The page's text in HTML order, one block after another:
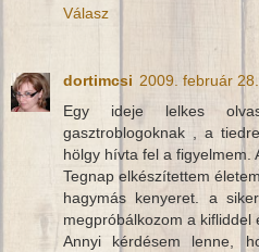
Válasz
dortimcsi 2009. február
Egy ideje lelkes
gasztroblogoknak , a
hölgy hívta fel a figyelmem.
Tegnap elkészítettem
hagymás kenyeret. a
megpróbálkozom a kifliddel
Annyi kérdésem lenne,